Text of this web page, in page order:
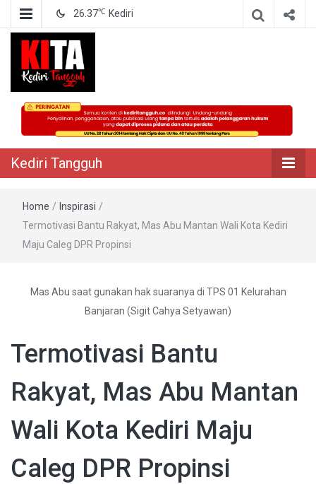
26.37℃ Kediri
Kediri Tangguh
Berita Akurat Terpercaya
Kediri Tangguh
Home / Inspirasi /
Termotivasi Bantu Rakyat, Mas Abu Mantan Wali Kota Kediri
Maju Caleg DPR Propinsi
Mas Abu saat gunakan hak suaranya di TPS 01 Kelurahan
Banjaran (Sigit Cahya Setyawan)
Termotivasi Bantu
Rakyat, Mas Abu Mantan
Wali Kota Kediri Maju
Caleg DPR Propinsi